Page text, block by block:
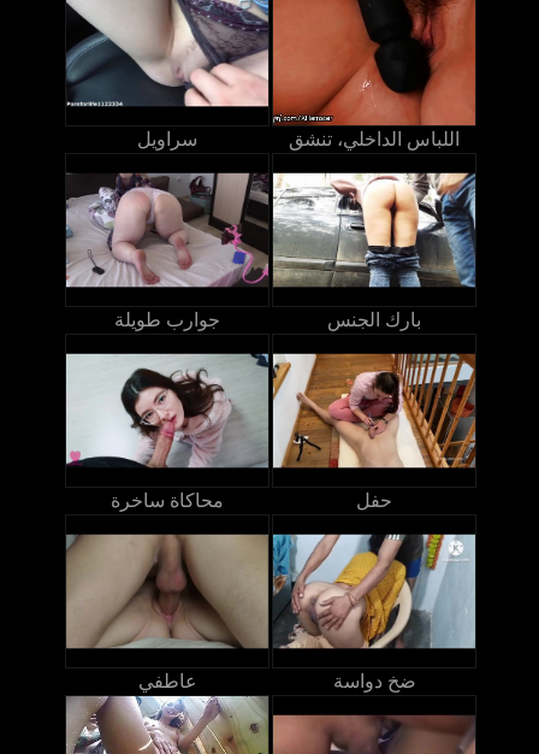
سراويل اللباس الداخلي، تنشق
جوارب طويلة بارك الجنس
محاكاة ساخرة حفل
عاطفي ضخ دواسة